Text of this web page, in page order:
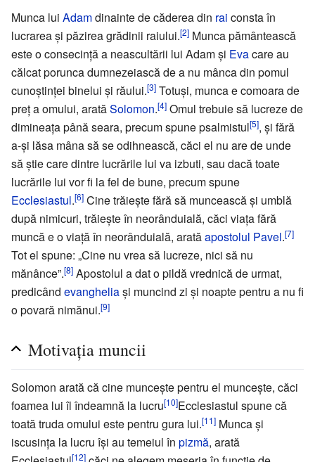
Munca lui Adamdinainte de căderea din rai consta în
lucrarea și păzirea grădinii raiului.[2] Munca pământească
este o consecință a neascultării lui Adam și Evacare au
călcat porunca dumnezeiască de a nu mânca din pomul
cunoștinței binelui și răului.[3] Totuși, munca e comoara de
preț a omului, aratăSolomon.[4] Omul trebuie să lucreze de
dimineața până seara, precum spune psalmistul[5], și fără
a-și lăsa mâna să se odihnească, căci el nu are de unde
să știe care dintre lucrările lui va izbuti, sau dacă toate
lucrările lui vor fi la fel de bune, precum spune
Ecclesiastul.[6] Cine trăiește fără să muncească și umblă
după nimicuri, trăiește în neorânduială, căci viața fără
muncă e o viață în neorânduială, aratăapostolul Pavel.[7]
Tot el spune: „Cine nu vrea să lucreze, nici să nu
mănânce”.[8] Apostolul a dat o pildă vrednică de urmat,
predicând evangheliași muncind zi și noapte pentru a nu fi
o povară nimănui.[9]
Motivația muncii
Solomon arată că cine muncește pentru el muncește, căci
foamea lui îl îndeamnă la lucru[10]Ecclesiastul spune că
toată truda omului este pentru gura lui.[11] Munca și
iscusința la lucru își au temeiul în pizmă, arată
[12]